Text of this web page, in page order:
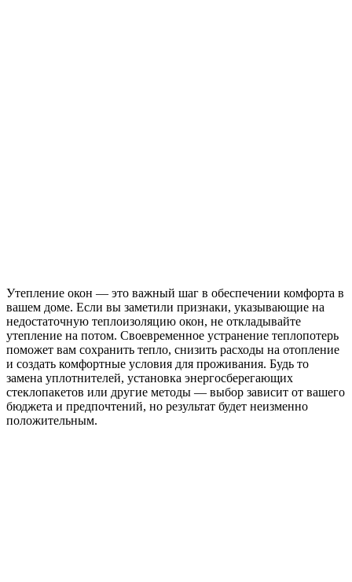
Утепление окон — это важный шаг в обеспечении комфорта в
вашем доме. Если вы заметили признаки, указывающие на
недостаточную теплоизоляцию окон, не откладывайте
утепление на потом. Своевременное устранение теплопотерь
поможет вам сохранить тепло, снизить расходы на отопление
и создать комфортные условия для проживания. Будь то
замена уплотнителей, установка энергосберегающих
стеклопакетов или другие методы — выбор зависит от вашего
бюджета и предпочтений, но результат будет неизменно
положительным.